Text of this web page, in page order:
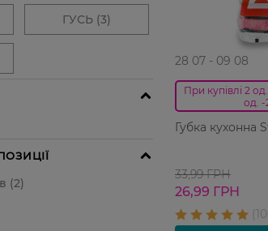
28 07 - 09 08
При купівлі 2
од. -
Губка кухонна
33,99 ГРН
26,99 ГРН